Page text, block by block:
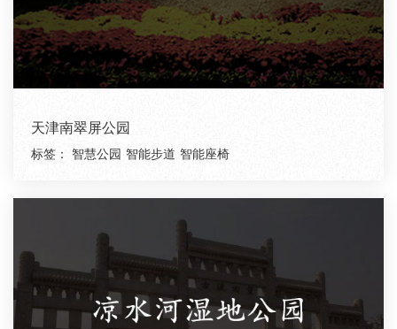
天津南翠屏公园
标签： 智慧公园 智能步道 智能座椅